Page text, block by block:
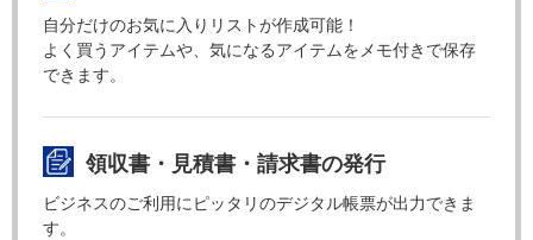
自分だけのお気に入りリストが作成可能！
よく買うアイテムや、気になるアイテムをメモ付きで保存
できます。
領収書・見積書・請求書の発行
ビジネスのご利用にピッタリのデジタル帳票が出力できま
す。